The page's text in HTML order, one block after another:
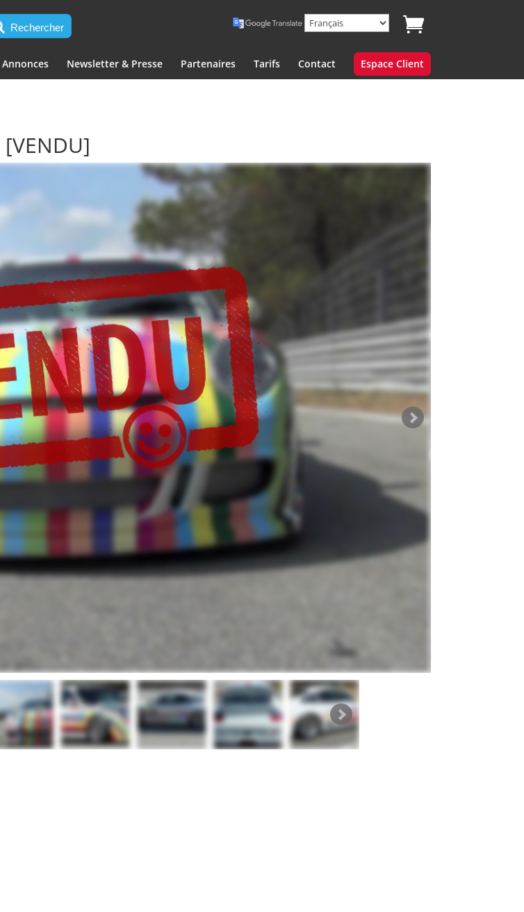
Rechercher
Annonces Newsletter & Presse Partenaires Tarifs Contact Espace Client
[VENDU]